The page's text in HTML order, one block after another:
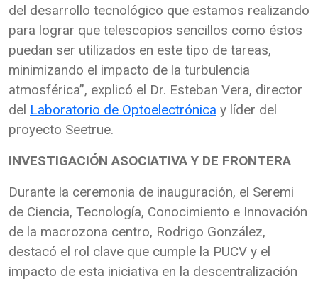
del desarrollo tecnológico que estamos realizando
para lograr que telescopios sencillos como éstos
puedan ser utilizados en este tipo de tareas,
minimizando el impacto de la turbulencia
atmosférica”, explicó el Dr. Esteban Vera, director
del Laboratorio de Optoelectrónica y líder del
proyecto Seetrue.
INVESTIGACIÓN ASOCIATIVA Y DE FRONTERA
Durante la ceremonia de inauguración, el Seremi
de Ciencia, Tecnología, Conocimiento e Innovación
de la macrozona centro, Rodrigo González,
destacó el rol clave que cumple la PUCV y el
impacto de esta iniciativa en la descentralización